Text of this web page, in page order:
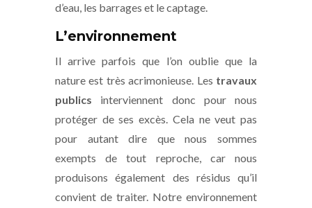
d’eau, les barrages et le captage.
L’environnement
Il arrive parfois que l’on oublie que la
nature est très acrimonieuse. Les travaux
publics interviennent donc pour nous
protéger de ses excès. Cela ne veut pas
pour autant dire que nous sommes
exempts de tout reproche, car nous
produisons également des résidus qu’il
convient de traiter. Notre environnement